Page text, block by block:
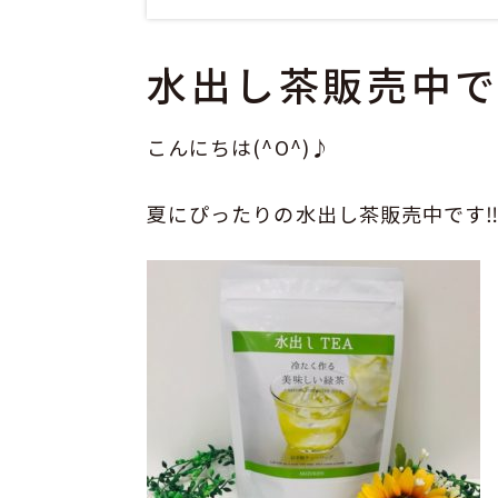
水出し茶販売中
こんにちは(^O^)♪
夏にぴったりの水出し茶販売中です‼︎